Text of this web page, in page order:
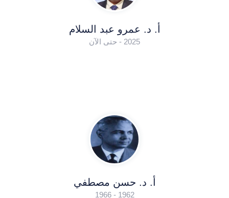
أ. د. عمرو عبد السلام
2025 - حتى الآن
أ. د. حسن مصطفي
1962 - 1966